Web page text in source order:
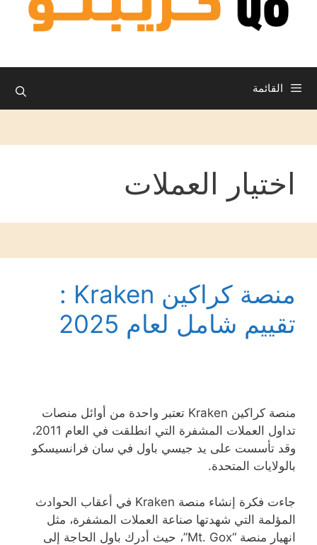
القائمة
اختيار العملات
منصة كراكين Kraken :
تقييم شامل لعام 2025
منصة كراكين Kraken تعتبر واحدة من أوائل منصات
تداول العملات المشفرة التي انطلقت في العام 2011،
وقد تأسست على يد جيسي باول في سان فرانسيسكو
بالولايات المتحدة.
جاءت فكرة إنشاء منصة Kraken في أعقاب الحوادث
المؤلمة التي شهدتها صناعة العملات المشفرة، مثل
انهيار منصة “Mt. Gox”، حيث أدرك باول الحاجة إلى